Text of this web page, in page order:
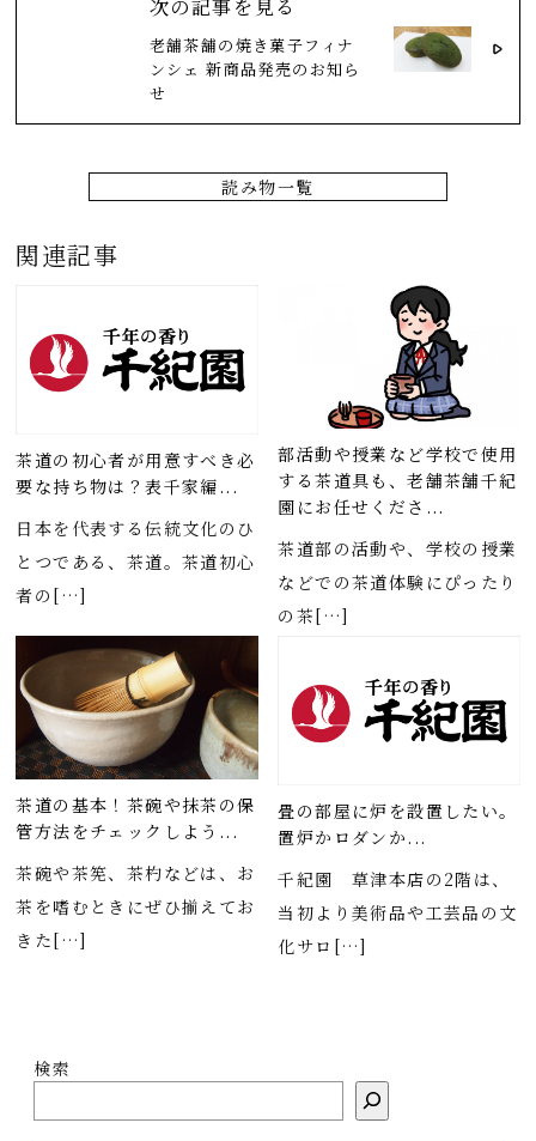
次の記事を見る
老舗茶舗の焼き菓子フィナ
ンシェ 新商品発売のお知ら
せ
読み物一覧
関連記事
茶道の初心者が用意すべき必
要な持ち物は？表千家編...
日本を代表する伝統文化のひ
とつである、茶道。茶道初心
者の[…]
部活動や授業など学校で使用
する茶道具も、老舗茶舗千紀
園にお任せくださ...
茶道部の活動や、学校の授業
などでの茶道体験にぴったり
の茶[…]
茶道の基本！茶碗や抹茶の保
管方法をチェックしよう...
茶碗や茶筅、茶杓などは、お
茶を嗜むときにぜひ揃えてお
きた[…]
畳の部屋に炉を設置したい。
置炉かロダンか...
千紀園 草津本店の2階は、
当初より美術品や工芸品の文
化サロ[…]
検索